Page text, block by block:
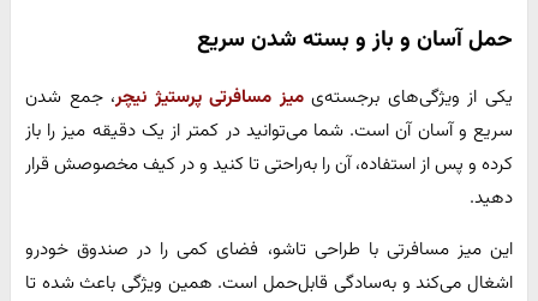
حمل آسان و باز و بسته شدن سریع
یکی از ویژگی‌های برجسته‌یمیز مسافرتی پرستیژ نیچر، جمع شدن
سریع و آسان آن است. شما می‌توانید در کمتر از یک دقیقه میز را باز
کرده و پس از استفاده، آن را به‌راحتی تا کنید و در کیف مخصوصش قرار
دهید.
این میز مسافرتی با طراحی تاشو، فضای کمی را در صندوق خودرو
اشغال می‌کند و به‌سادگی قابل‌حمل است. همین ویژگی باعث شده تا